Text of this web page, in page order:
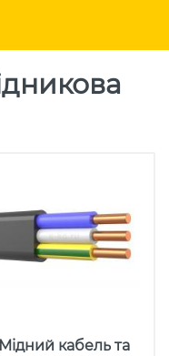
Мідний кабель та